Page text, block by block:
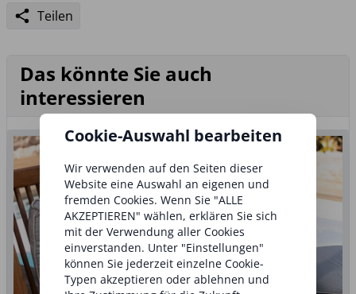
Teilen
Das könnte Sie auch
interessieren
Cookie-Auswahl bearbeiten
Wir verwenden auf den Seiten dieser
Website eine Auswahl an eigenen und
fremden Cookies. Wenn Sie "ALLE
AKZEPTIEREN" wählen, erklären Sie sich
mit der Verwendung aller Cookies
einverstanden. Unter "Einstellungen"
können Sie jederzeit einzelne Cookie-
Typen akzeptieren oder ablehnen und